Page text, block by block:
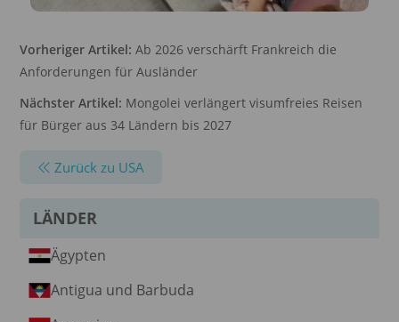
Vorheriger Artikel: Ab 2026 verschärft Frankreich die
Anforderungen für Ausländer
Nächster Artikel: Mongolei verlängert visumfreies Reisen
für Bürger aus 34 Ländern bis 2027
Zurück zu USA
LÄNDER
Ägypten
Antigua und Barbuda